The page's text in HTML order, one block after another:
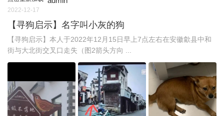
2022-12-17
【寻狗启示】名字叫小灰的狗
【寻狗启示】本人于2022年12月15日早上7点左右在安徽歙县中和
街与大北街交叉口走失（图2箭头方向 ...